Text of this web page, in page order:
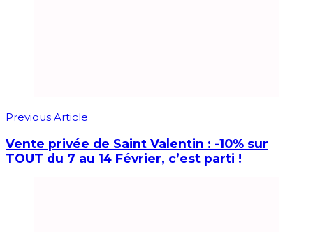
Previous Article
Vente privée de Saint Valentin : -10% sur
TOUT du 7 au 14 Février, c’est parti !